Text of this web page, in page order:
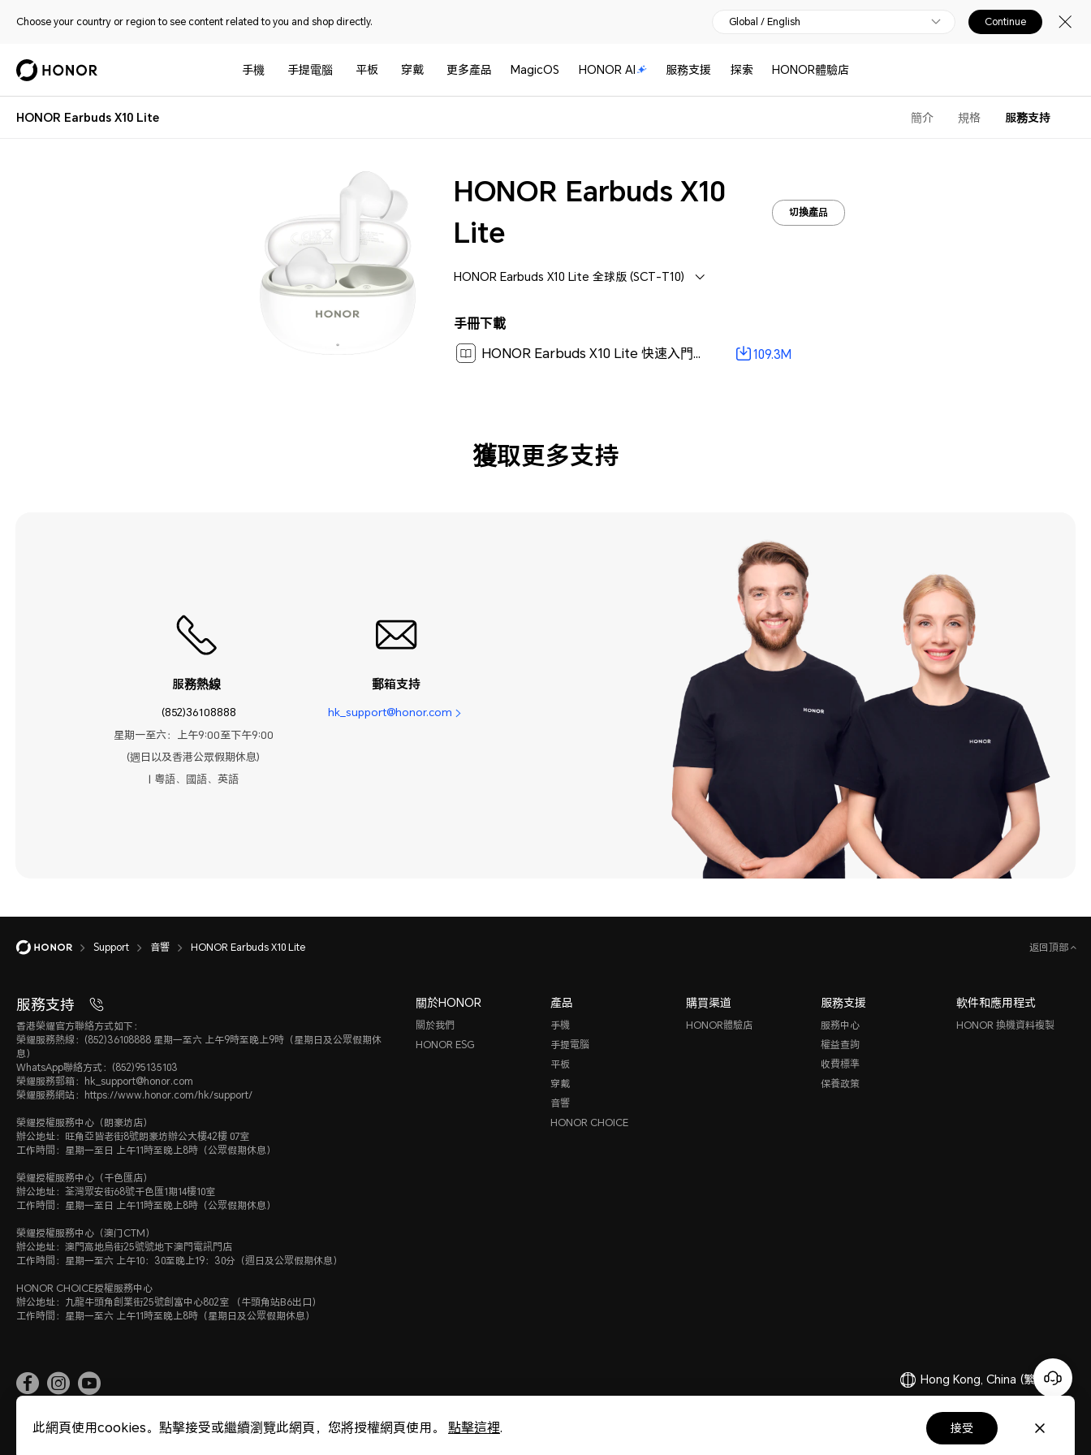
Choose your country or region to see content related to you and shop directly. Global / English Continue
手機 手提電腦 平板 穿戴 更多產品 MagicOS HONOR AI 服務支援 探索 HONOR體驗店
HONOR Earbuds X10 Lite 簡介 規格 服務支持
HONOR Earbuds X10
Lite
切換產品
HONOR Earbuds X10 Lite 全球版 (SCT-T10)
手冊下載
HONOR Earbuds X10 Lite 快速入門指南-(SCT-T10,01,zh-HK)[ 109.3M ]
109.3M
獲取更多支持
服務熱線
(852)36108888
星期一至六：上午9:00至下午9:00
(週日以及香港公眾假期休息)
| 粤語、國語、英語
郵箱支持
hk_support@honor.com
Support 音響 HONOR Earbuds X10 Lite 返回頂部
服務支持
香港榮耀官方聯絡方式如下：
榮耀服務熱線：(852)36108888 星期一至六 上午9時至晚上9時（星期日及公眾假期休
息）
WhatsApp聯絡方式：(852)95135103
榮耀服務郵箱：hk_support@honor.com
榮耀服務網站：https://www.honor.com/hk/support/
榮耀授權服務中心（朗豪坊店）
辦公地址：旺角亞皆老街8號朗豪坊辦公大樓42樓 07室
工作時間：星期一至日 上午11時至晚上8時（公眾假期休息）
榮耀授權服務中心（千色匯店）
辦公地址：荃灣眾安街68號千色匯1期14樓10室
工作時間：星期一至日 上午11時至晚上8時（公眾假期休息）
榮耀授權服務中心（澳门CTM）
辦公地址：澳門高地烏街25號號地下澳門電訊門店
工作時間：星期一至六 上午10：30至晚上19：30分（週日及公眾假期休息）
HONOR CHOICE授權服務中心
辦公地址：九龍牛頭角創業街25號創富中心802室 （牛頭角站B6出口）
工作時間：星期一至六 上午11時至晚上8時（星期日及公眾假期休息）
關於HONOR
關於我們
HONOR ESG
產品
手機
手提電腦
平板
穿戴
音響
HONOR CHOICE
購買渠道
HONOR體驗店
服務支援
服務中心
權益查詢
收費標準
保養政策
軟件和應用程式
HONOR 換機資料複製
Hong Kong, China (繁體中文)
網站地圖 使用條款 私隱政策 Cookie政策
此網頁使用cookies。點擊接受或繼續瀏覽此網頁，您將授權網頁使用。 點擊這裡. 接受